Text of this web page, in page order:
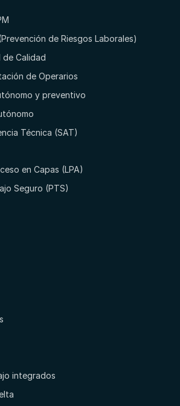
de Riesgos Laborales)
Calidad
de Operarios
y preventivo
Técnica (SAT)
en Capas (LPA)
Seguro (PTS)
integrados